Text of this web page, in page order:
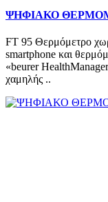
ΨΗΦΙΑΚΟ
FT 95 Θερμόμετρο
smartphone και
«beurer
χαμηλής ..